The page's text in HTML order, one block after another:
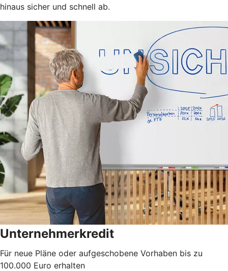
hinaus sicher und schnell ab.
Unternehmerkredit
Für neue Pläne oder aufgeschobene Vorhaben bis zu
100.000 Euro erhalten